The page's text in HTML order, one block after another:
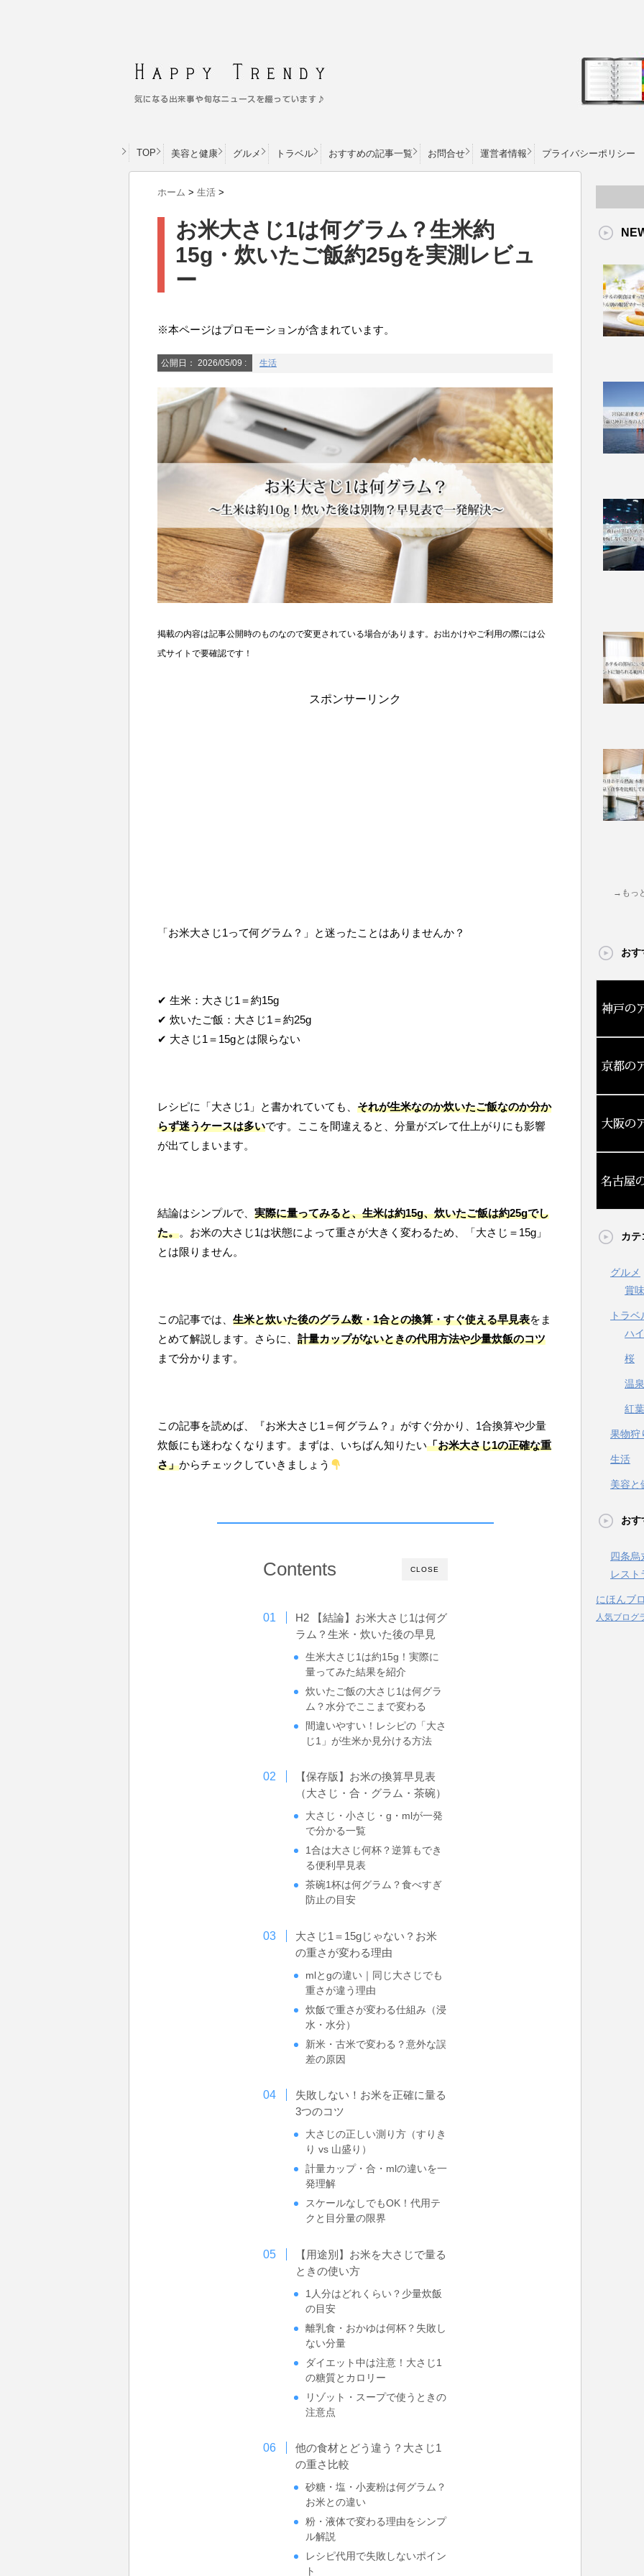
TOP 美容と健康 グルメ トラベル おすすめの記事一覧 お問合せ 運営者情報 プライバシーポリシー
ホーム > 生活 >
お米大さじ1は何グラム？生米約
15g・炊いたご飯約25gを実測レビュ
ー
※本ページはプロモーションが含まれています。
公開日： 2026/05/09 : 生活
掲載の内容は記事公開時のものなので変更されている場合があります。お出かけやご利用の際には公
式サイトで要確認です！
スポンサーリンク
「お米大さじ1って何グラム？」と迷ったことはありませんか？
✔ 生米：大さじ1＝約15g
✔ 炊いたご飯：大さじ1＝約25g
✔ 大さじ1＝15gとは限らない
レシピに「大さじ1」と書かれていても、 それが生米なのか炊いたご飯なのか分か
らず迷うケースは多いです。ここを間違えると、分量がズレて仕上がりにも影響
が出てしまいます。
結論はシンプルで、 実際に量ってみると、生米は約15g、炊いたご飯は約25gでし
た。。お米の大さじ1は状態によって重さが大きく変わるため、「大さじ＝15g」
とは限りません。
この記事では、 生米と炊いた後のグラム数・1合との換算・すぐ使える早見表をま
とめて解説します。さらに、 計量カップがないときの代用方法や少量炊飯のコツ
まで分かります。
この記事を読めば、『お米大さじ1＝何グラム？』がすぐ分かり、1合換算や少量
炊飯にも迷わなくなります。まずは、いちばん知りたい「お米大さじ1の正確な重
さ」からチェックしていきましょう
CLOSE
Contents
H2 【結論】お米大さじ1は何グ
ラム？生米・炊いた後の早見
生米大さじ1は約15g！実際に
量ってみた結果を紹介
炊いたご飯の大さじ1は何グラ
ム？水分でここまで変わる
間違いやすい！レシピの「大さ
じ1」が生米か見分ける方法
【保存版】お米の換算早見表
（大さじ・合・グラム・茶碗）
大さじ・小さじ・g・mlが一発
で分かる一覧
1合は大さじ何杯？逆算もでき
る便利早見表
茶碗1杯は何グラム？食べすぎ
防止の目安
大さじ1＝15gじゃない？お米
の重さが変わる理由
mlとgの違い｜同じ大さじでも
重さが違う理由
炊飯で重さが変わる仕組み（浸
水・水分）
新米・古米で変わる？意外な誤
差の原因
失敗しない！お米を正確に量る
3つのコツ
大さじの正しい測り方（すりき
り vs 山盛り）
計量カップ・合・mlの違いを一
発理解
スケールなしでもOK！代用テ
クと目分量の限界
【用途別】お米を大さじで量る
ときの使い方
1人分はどれくらい？少量炊飯
の目安
離乳食・おかゆは何杯？失敗し
ない分量
ダイエット中は注意！大さじ1
の糖質とカロリー
リゾット・スープで使うときの
注意点
他の食材とどう違う？大さじ1
の重さ比較
砂糖・塩・小麦粉は何グラム？
お米との違い
粉・液体で変わる理由をシンプ
ル解説
レシピ代用で失敗しないポイン
ト
→もっ
おす
カテ
グルメ
賞
トラベ
ハ
桜
温泉
紅葉
果物狩
生活
美容と
おす
四条烏
レスト
にほんブ
人気ブログ